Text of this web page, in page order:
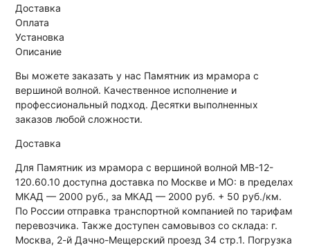
Доставка
Оплата
Установка
Описание
Вы можете заказать у нас Памятник из мрамора с
вершиной волной. Качественное исполнение и
профессиональный подход. Десятки выполненных
заказов любой сложности.
Доставка
Для Памятник из мрамора с вершиной волной МВ-12-
120.60.10 доступна доставка по Москве и МО: в пределах
МКАД — 2000 руб., за МКАД — 2000 руб. + 50 руб./км.
По России отправка транспортной компанией по тарифам
перевозчика. Также доступен самовывоз со склада: г.
Москва, 2-й Дачно-Мещерский проезд 34 стр.1. Погрузка